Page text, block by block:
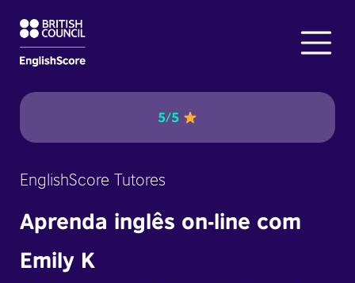
5/5
EnglishScore Tutores
Aprenda inglês on-line com
Emily K